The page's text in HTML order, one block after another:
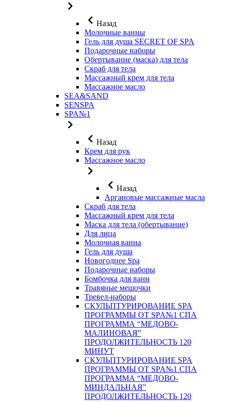
Назад
Молочные ванны
Гель для душа SECRET OF SPA
Подарочные наборы
Обертывание (маска) для тела
Скраб для тела
Массажный крем для тела
Массажное масло
SEA&SAND
SENSPA
SPA№1
Назад
Крем для рук
Массажное масло
Назад
Аргановые массажные масла
Скраб для тела
Массажный крем для тела
Маска для тела (обертывание)
Для лица
Молочная ванна
Гель для душа
Новогоднее Spa
Подарочные наборы
Бомбочка для ванн
Травяные мешочки
Тревел-наборы
СКУЛЬПТУРИРОВАНИЕ SPA
ПРОГРАММЫ ОТ SPA№1 СПА
ПРОГРАММА “МЕДОВО-
МАЛИНОВАЯ”
ПРОДОЛЖИТЕЛЬНОСТЬ 120
МИНУТ
СКУЛЬПТУРИРОВАНИЕ SPA
ПРОГРАММЫ ОТ SPA№1 СПА
ПРОГРАММА “МЕДОВО-
МИНДАЛЬНАЯ”
ПРОДОЛЖИТЕЛЬНОСТЬ 120